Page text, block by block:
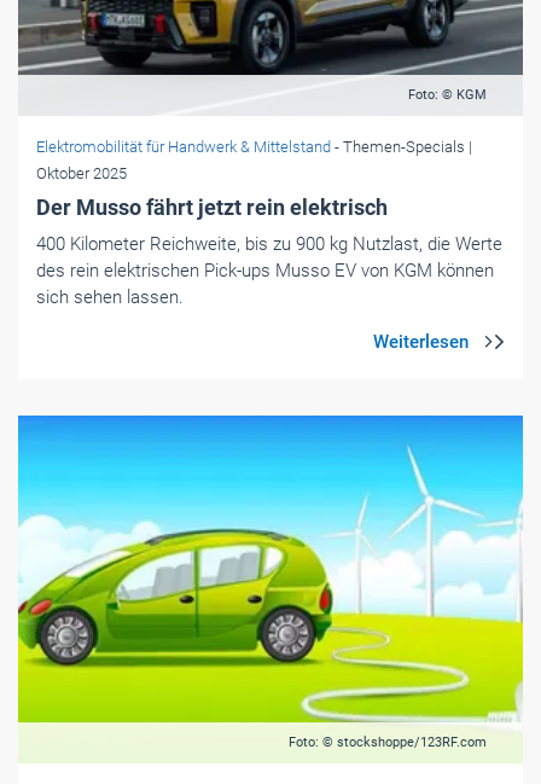
Foto: © KGM
Elektromobilität für Handwerk & Mittelstand - Themen-Specials |
Oktober 2025
Der Musso fährt jetzt rein elektrisch
400 Kilometer Reichweite, bis zu 900 kg Nutzlast, die Werte
des rein elektrischen Pick-ups Musso EV von KGM können
sich sehen lassen.
Foto: © stockshoppe/123RF.com